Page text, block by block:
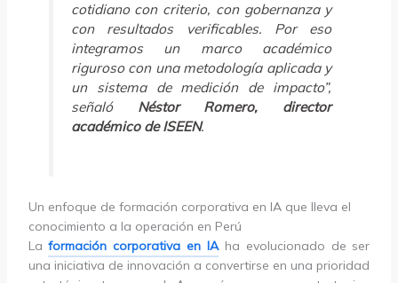
cotidiano con criterio, con gobernanza y
con resultados verificables. Por eso
integramos un marco académico
riguroso con una metodología aplicada y
un sistema de medición de impacto”,
señaló Néstor Romero, director
académico de ISEEN.
Un enfoque de formación corporativa en IA que lleva el
conocimiento a la operación en Perú
Laformación corporativa en IAha evolucionado de ser
una iniciativa de innovación a convertirse en una prioridad